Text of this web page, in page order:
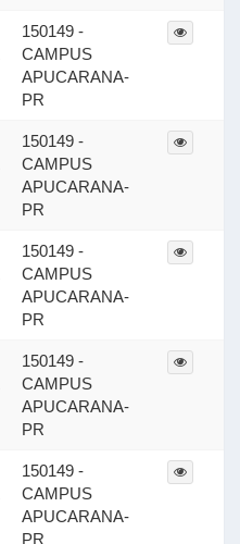
150149 -
CAMPUS
APUCARANA-
PR
150149 -
CAMPUS
APUCARANA-
PR
150149 -
CAMPUS
APUCARANA-
PR
150149 -
CAMPUS
APUCARANA-
PR
150149 -
CAMPUS
APUCARANA-
PR